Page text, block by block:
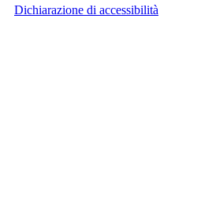
Dichiarazione di accessibilità